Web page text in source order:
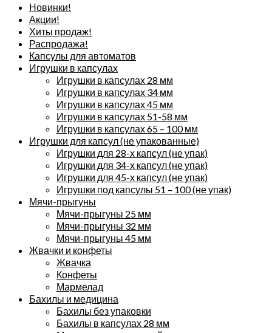
Новинки!
Акции!
Хиты продаж!
Распродажа!
Капсулы для автоматов
Игрушки в капсулах
Игрушки в капсулах 28 мм
Игрушки в капсулах 34 мм
Игрушки в капсулах 45 мм
Игрушки в капсулах 51-58 мм
Игрушки в капсулах 65 – 100 мм
Игрушки для капсул (не упакованные)
Игрушки для 28-х капсул (не упак)
Игрушки для 34-х капсул (не упак)
Игрушки для 45-х капсул (не упак)
Игрушки под капсулы 51 – 100 (не упак)
Мячи-прыгуны
Мячи-прыгуны 25 мм
Мячи-прыгуны 32 мм
Мячи-прыгуны 45 мм
Жвачки и конфеты
Жвачка
Конфеты
Мармелад
Бахилы и медицина
Бахилы без упаковки
Бахилы в капсулах 28 мм